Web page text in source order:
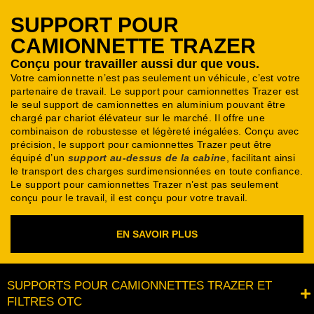
SUPPORT POUR
CAMIONNETTE TRAZER
Conçu pour travailler aussi dur que vous.
Votre camionnette n’est pas seulement un véhicule, c’est votre
partenaire de travail. Le support pour camionnettes Trazer est
le seul support de camionnettes en aluminium pouvant être
chargé par chariot élévateur sur le marché. Il offre une
combinaison de robustesse et légèreté inégalées. Conçu avec
précision, le support pour camionnettes Trazer peut être
équipé d’un support au-dessus de la cabine , facilitant ainsi
le transport des charges surdimensionnées en toute confiance.
Le support pour camionnettes Trazer n’est pas seulement
conçu pour le travail, il est conçu pour votre travail.
EN SAVOIR PLUS
SUPPORTS POUR CAMIONNETTES TRAZER ET
FILTRES OTC